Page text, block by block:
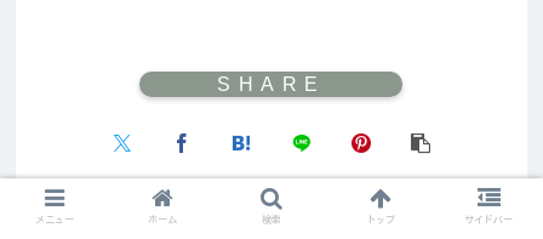
メニュー ホーム 検索 トップ サイドバー